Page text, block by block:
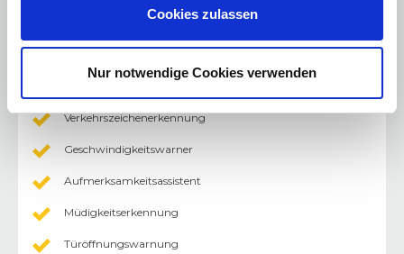
Cookies zulassen
Nur notwendige Cookies verwenden
Kollisionswarner, vorne (FCW)
Verkehrszeichenerkennung
Geschwindigkeitswarner
Aufmerksamkeitsassistent
Müdigkeitserkennung
Türöffnungswarnung